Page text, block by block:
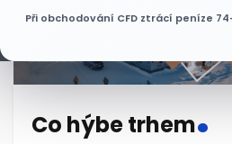
Při obchodování CFD ztrácí peníze
Co hýbe trhem.